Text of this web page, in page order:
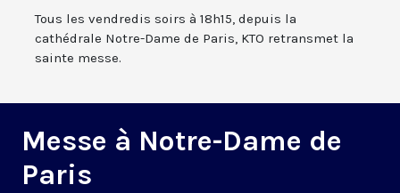
Tous les vendredis soirs à 18h15, depuis la
cathédrale Notre-Dame de Paris, KTO retransmet la
sainte messe.
Messe à Notre-Dame de
Paris